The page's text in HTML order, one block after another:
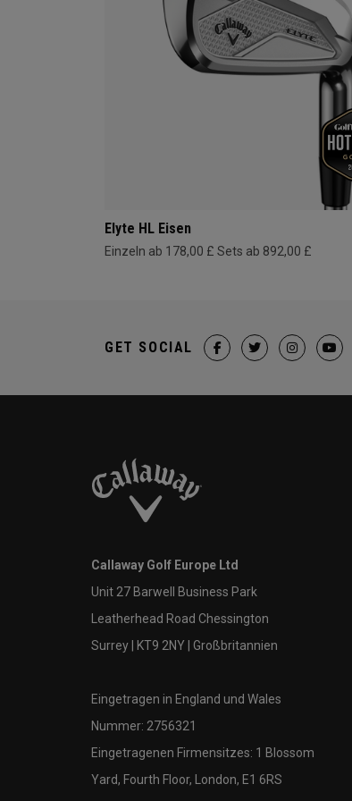
Elyte HL Eisen
Einzeln ab 178,00 £ Sets ab 892,00 £
GET SOCIAL
Callaway Golf Europe Ltd
Unit 27 Barwell Business Park
Leatherhead Road Chessington
Surrey | KT9 2NY | Großbritannien
Eingetragen in England und Wales
Nummer: 2756321
Eingetragenen Firmensitzes: 1 Blossom
Yard, Fourth Floor, London, E1 6RS